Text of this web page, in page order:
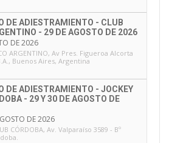
DE ADIESTRAMIENTO - CLUB
- 29 DE AGOSTO DE 2026
DE 2026
ARGENTINO, Av Pres. Figueroa Alcorta
Buenos Aires, Argentina
DE ADIESTRAMIENTO - JOCKEY
- 29 Y 30 DE AGOSTO DE
DE 2026
CÓRDOBA, Av. Valparaíso 3589 - Bº